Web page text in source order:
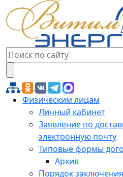
Физическим лицам
Личный кабинет
Заявление по
электронную почту
Типовые формы
Архив
Порядок